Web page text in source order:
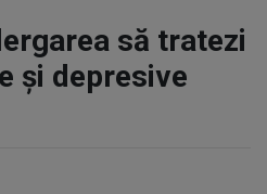
să tratezi
și depresive